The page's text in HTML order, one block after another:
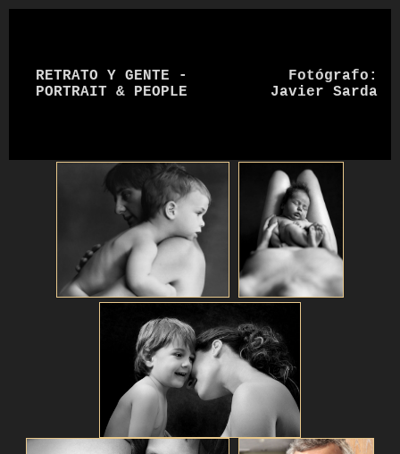
RETRATO Y GENTE -
PORTRAIT & PEOPLE
Fotógrafo:
Javier Sarda